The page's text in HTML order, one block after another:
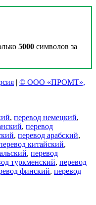
5000 символов за
| © ООО «ПРОМТ»,
, перевод немецкий,
, перевод
, перевод арабский,
китайский,
, перевод
туркменский, перевод
финский, перевод